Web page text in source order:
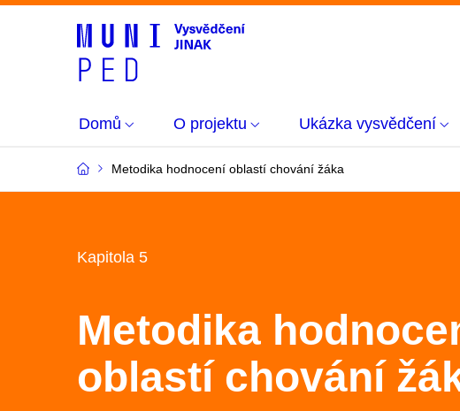
Domů O projektu Ukázka vysvědčení
Metodika hodnocení oblastí chování žáka
Kapitola 5
Metodika
oblastí chování